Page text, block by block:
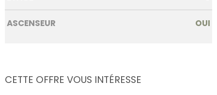
ASCENSEUR OUI
CETTE OFFRE VOUS INTÉRESSE